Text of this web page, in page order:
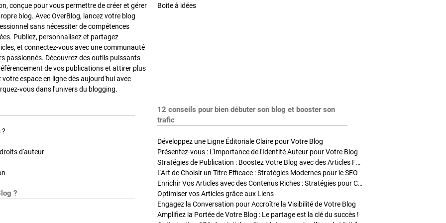
conçue pour vous permettre de créer et gérer
blog. Avec OverBlog, lancez votre blog
sans nécessiter de compétences
Publiez, personnalisez et partagez
et connectez-vous avec une communauté
passionnés. Découvrez des outils puissants
de vos publications et attirer plus
votre espace en ligne dès aujourd'hui avec
vous dans l'univers du blogging.
Boite à idées
?
d'auteur
?
12 conseils pour bien débuter son blog et booster son
trafic
Développez une Ligne Éditoriale Claire pour Votre Blog
Présentez-vous : L'Importance de l'Identité Auteur pour Votre Blog
Stratégies de Publication : Boostez Votre Blog avec des Articles Fréquents et Exclusifs
L'Art de Choisir un Titre Efficace : Stratégies Modernes pour le SEO
Enrichir Vos Articles avec des Contenus Riches : Stratégies pour Captiver et Optimiser
Optimiser vos Articles grâce aux Liens
Engagez la Conversation pour Accroître la Visibilité de Votre Blog
Amplifiez la Portée de Votre Blog : Le partage est la clé du succès !